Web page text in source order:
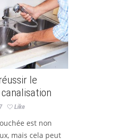
le
Like
est non
mais cela peut